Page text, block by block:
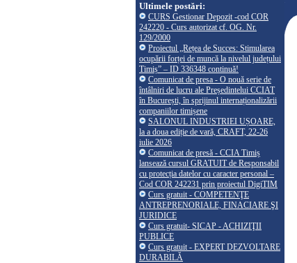
Ultimele postări:
CURS Gestionar Depozit -cod COR
242220 - Curs autorizat cf. OG. Nr.
129/2000
Proiectul „Rețea de Succes: Stimularea
ocupării forței de muncă la nivelul județului
Timiș” – ID 336348 continuă!
Comunicat de presa - O nouă serie de
întâlniri de lucru ale Președintelui CCIAT
în București, în sprijinul internaționalizării
companiilor timișene
SALONUL INDUSTRIEI UȘOARE,
la a doua ediție de vară, CRAFT, 22-26
iulie 2026
Comunicat de presă - CCIA Timiș
lansează cursul GRATUIT de Responsabil
cu protecția datelor cu caracter personal –
Cod COR 242231 prin proiectul DigiTIM
Curs gratuit - COMPETENŢE
ANTREPRENORIALE, FINACIARE ŞI
JURIDICE
Curs gratuit- SICAP - ACHIZIŢII
PUBLICE
Curs gratuit - EXPERT DEZVOLTARE
DURABILĂ